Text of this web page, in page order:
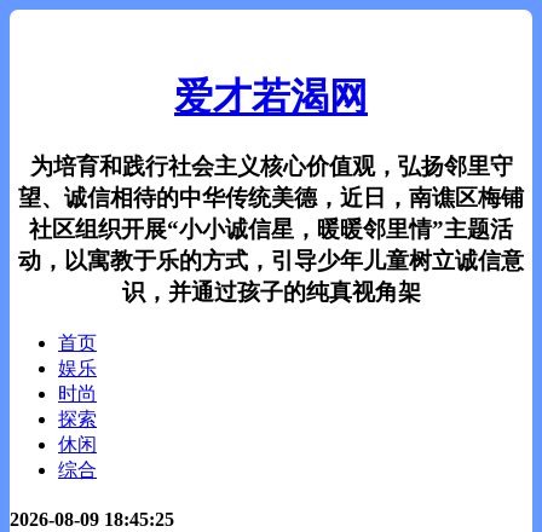
爱才若渴网
为培育和践行社会主义核心价值观，弘扬邻里守
望、诚信相待的中华传统美德，近日，南谯区梅铺
社区组织开展“小小诚信星，暖暖邻里情”主题活
动，以寓教于乐的方式，引导少年儿童树立诚信意
识，并通过孩子的纯真视角架
首页
娱乐
时尚
探索
休闲
综合
2026-08-09 18:45:25